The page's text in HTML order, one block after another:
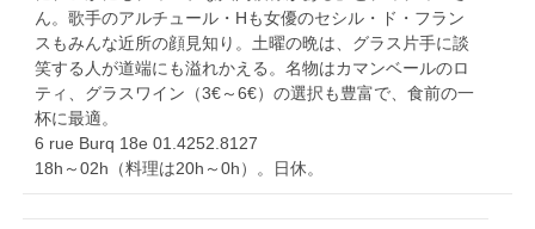
ん。歌手のアルチュール・Hも女優のセシル・ド・フラン
スもみんな近所の顔見知り。土曜の晩は、グラス片手に談
笑する人が道端にも溢れかえる。名物はカマンベールのロ
ティ、グラスワイン（3€～6€）の選択も豊富で、食前の一
杯に最適。
6 rue Burq 18e 01.4252.8127
18h～02h（料理は20h～0h）。日休。